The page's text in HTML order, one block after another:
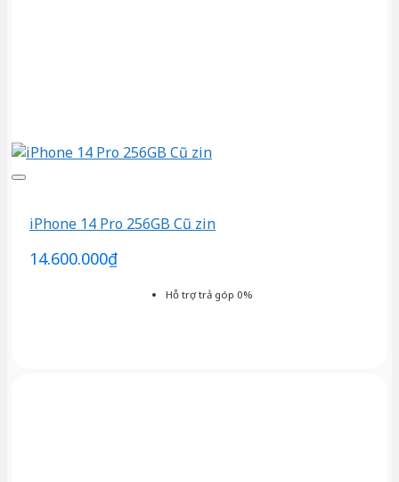
Hỗ trợ trả góp 0%
iPhone 14 Pro 256GB Cũ zin
14.600.000₫